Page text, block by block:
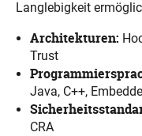
Langlebigkeit
Architekturen:
Trust
Java, C++,
CRA